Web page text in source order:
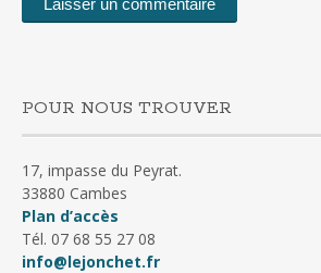
POUR NOUS TROUVER
17, impasse du Peyrat.
33880 Cambes
Plan d’accès
Tél. 07 68 55 27 08
info@lejonchet.fr